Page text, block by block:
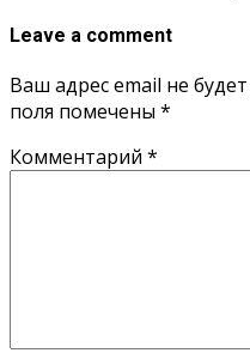
Leave a comment
Ваш адрес email не
поля помечены *
Комментарий *